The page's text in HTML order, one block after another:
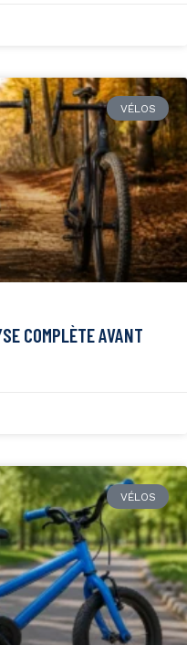
VÉLOS
COMPLÈTE AVANT
VÉLOS